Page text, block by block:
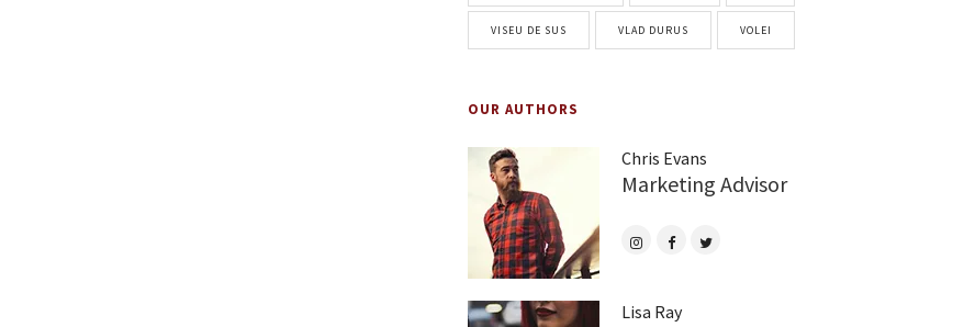
VISEU DE SUS VLAD DURUS VOLEI
OUR AUTHORS
Chris Evans
Marketing Advisor
Lisa Ray